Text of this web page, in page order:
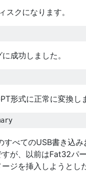
スクになります。
成功しました。
形式に正常に変換し
べてのUSB書き込
が、以前はFat32パ
ジを挿入しようと